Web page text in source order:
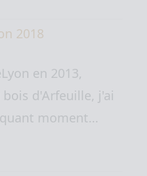
2018
en 2013,
d'Arfeuille, j'ai
moment…